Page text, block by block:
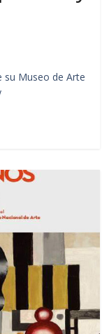
su Museo de Arte